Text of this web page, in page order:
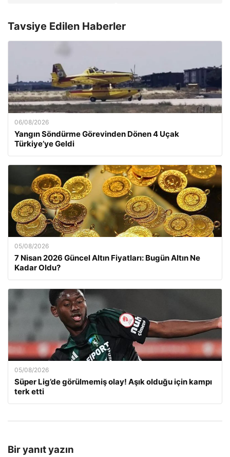
Tavsiye Edilen Haberler
06/08/2026
Yangın Söndürme Görevinden Dönen 4 Uçak
Türkiye’ye Geldi
05/08/2026
7 Nisan 2026 Güncel Altın Fiyatları: Bugün Altın Ne
Kadar Oldu?
05/08/2026
Süper Lig’de görülmemiş olay! Aşık olduğu için kampı
terk etti
Bir yanıt yazın